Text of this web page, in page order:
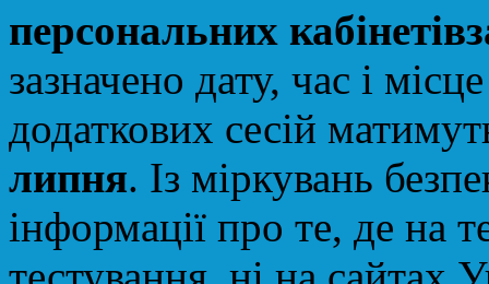
персональних кабінетів
зазначено дату, час і
додаткових сесій
липня. Із міркувань
інформації про те, де на